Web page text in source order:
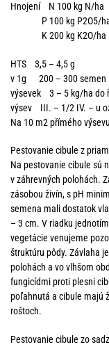
Hnojení N 100 kg N/ha
P 100 kg P2O5/
K 200 kg K2O/ha
HTS 3,5 – 4,5 g
v 1g 200 – 300 semen
výsevek 3 – 5 kg/ha do
výsev III. – 1/2 IV. – u
Na 10 m2 přímého
Pestovanie cibule z
Na pestovanie cibule sú
v záhrevných polohách.
zásobou živín, s pH
semena mali dostatok
– 3 cm. V riadku
vegetácie venujeme
štruktúru pôdy. Závlaha
polohách a vo vlhšom
fungicídmi proti plesni
poľahnutá a cibule majú
roštoch.
Pestovanie cibule zo